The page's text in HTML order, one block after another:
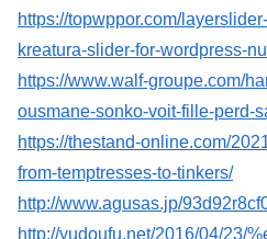
https://topwppor.com/
kreatura-slider-for-wordpress-
https://www.walf-groupe.com/
ousmane-sonko-voit-fille-perd-
https://thestand-online.com/
from-temptresses-to-tinkers/
http://www.agusas.jp/
http://yudoufu.net/2016/04/23/